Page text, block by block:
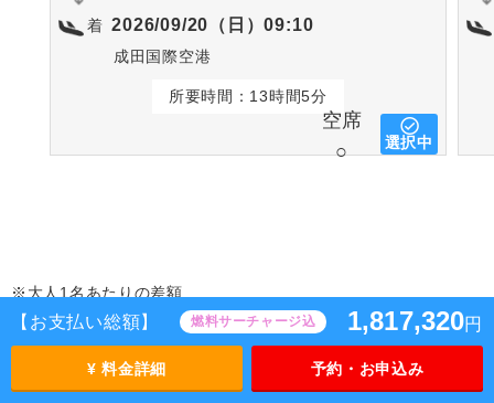
【お支払い総額】 燃料サーチャージ込 1,817,320円
¥ 料金詳細 予約・お申込み
着 2026/09/20（日）09:10
成田国際空港
所要時間：13時間5分
空席
○
選択中
※大人1名あたりの差額
その他手配